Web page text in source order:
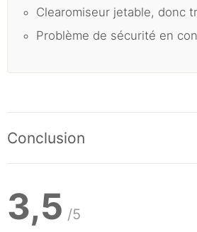
Clearomiseur jetable, donc
Problème de sécurité en
Conclusion
3,5 /5